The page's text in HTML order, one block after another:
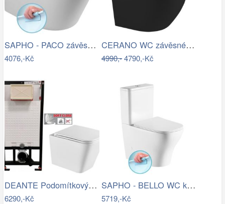
SAPHO - PACO závěsná WC mísa, Rimless,…
4076,-Kč
CERANO WC závěsné Cesso, Rimless + Slim…
4990,-4790,-Kč
DEANTE Podomítkový rám, pro závěsné WC…
6290,-Kč
SAPHO - BELLO WC kombi, Rimless, spodní…
5719,-Kč